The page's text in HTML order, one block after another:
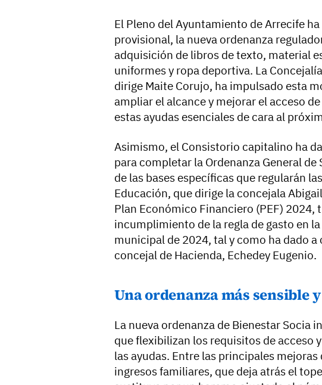
El Pleno del Ayuntamiento de Arrecife
provisional, la nueva ordenanza
adquisición de libros de texto, material
uniformes y ropa deportiva. La
dirige Maite Corujo, ha impulsado esta
ampliar el alcance y mejorar el acceso
estas ayudas esenciales de cara al
Asimismo, el Consistorio capitalino ha
para completar la Ordenanza General
de las bases específicas que regularán
Educación, que dirige la concejala
Plan Económico Financiero (PEF) 2024,
incumplimiento de la regla de gasto en
municipal de 2024, tal y como ha dado
concejal de Hacienda, Echedey Eugenio.
Una ordenanza más sensible
La nueva ordenanza de Bienestar Socia
que flexibilizan los requisitos de acceso
las ayudas. Entre las principales
ingresos familiares, que deja atrás el